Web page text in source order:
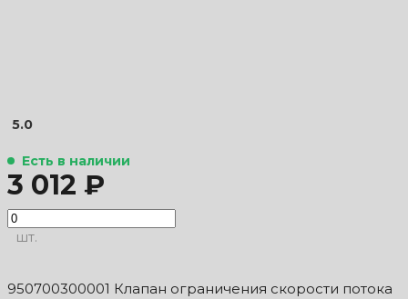
5.0
Есть в наличии
3 012 ₽
шт.
950700300001 Клапан ограничения скорости потока